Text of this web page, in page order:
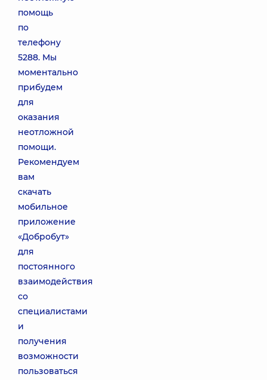
помощь
по
телефону
5288. Мы
моментально
прибудем
для
оказания
неотложной
помощи.
Рекомендуем
вам
скачать
мобильное
приложение
«Добробут»
для
постоянного
взаимодействия
со
специалистами
и
получения
возможности
пользоваться